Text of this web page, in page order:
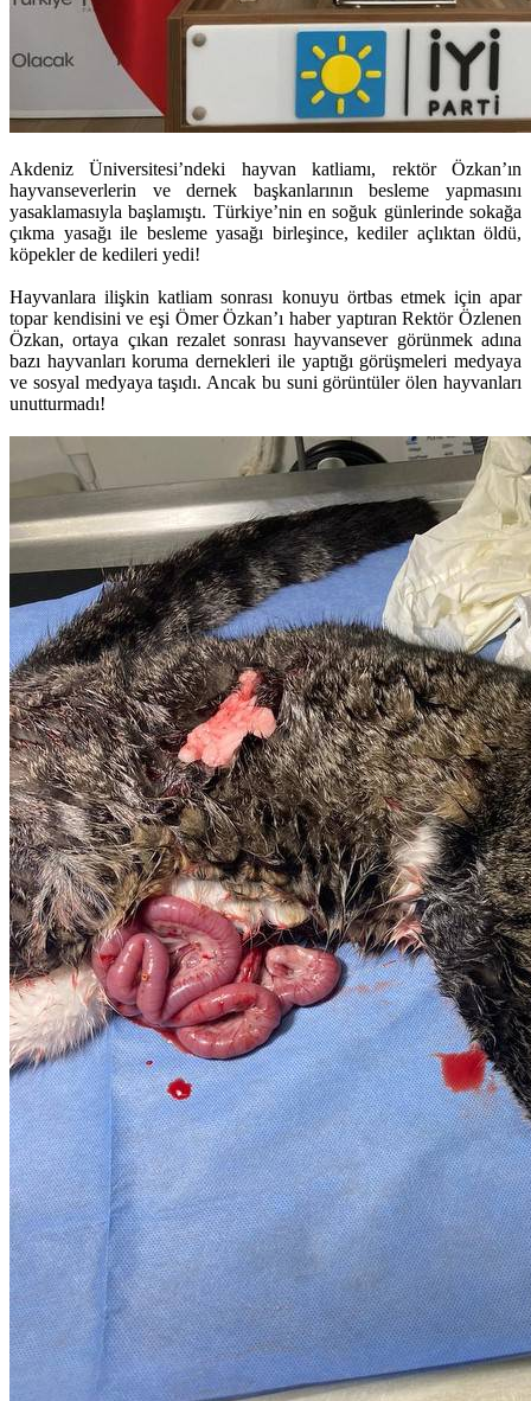
Akdeniz Üniversitesi’ndeki hayvan katliamı, rektör Özkan’ın
hayvanseverlerin ve dernek başkanlarının besleme yapmasını
yasaklamasıyla başlamıştı. Türkiye’nin en soğuk günlerinde sokağa
çıkma yasağı ile besleme yasağı birleşince, kediler açlıktan öldü,
köpekler de kedileri yedi!
Hayvanlara ilişkin katliam sonrası konuyu örtbas etmek için apar
topar kendisini ve eşi Ömer Özkan’ı haber yaptıran Rektör Özlenen
Özkan, ortaya çıkan rezalet sonrası hayvansever görünmek adına
bazı hayvanları koruma dernekleri ile yaptığı görüşmeleri medyaya
ve sosyal medyaya taşıdı. Ancak bu suni görüntüler ölen hayvanları
unutturmadı!